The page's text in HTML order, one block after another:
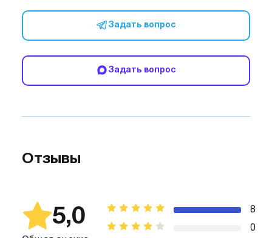
Задать вопрос
Задать вопрос
Отзывы
5,0 8
0